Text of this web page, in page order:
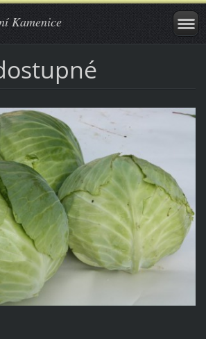
Kamenice